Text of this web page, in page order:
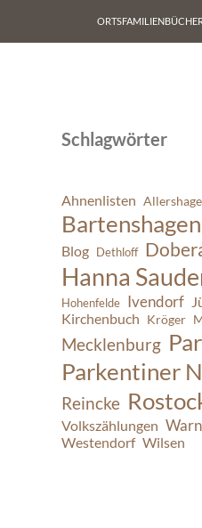
Schlagwörter
Ahnenlisten
Bartenshagen
Blog Dethloff
Hanna
Hohenfelde Ivendorf
Kirchenbuch Kröger
Mecklenburg
Parkentiner
Reincke
Volkszählungen
Westendorf Wilsen